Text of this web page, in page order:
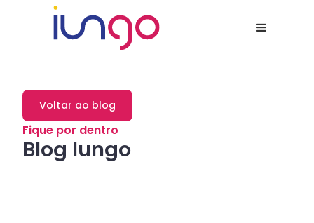
Fique por dentro
Blog Iungo
Voltar ao blog